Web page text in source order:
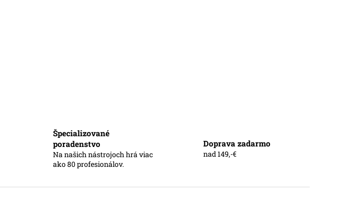
Špecializované
poradenstvo
Na našich nástrojoch hrá viac
ako 80 profesionálov.
Doprava zadarmo
nad 149,-€